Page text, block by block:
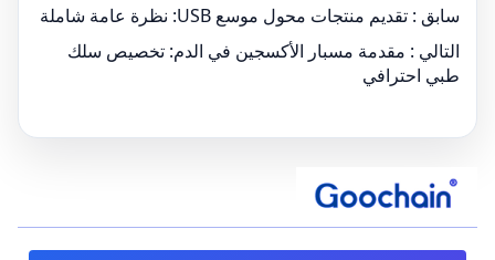
سابق : تقديم منتجات محول موسع USB: نظرة عامة شاملة
التالي : مقدمة مسبار الأكسجين في الدم: تخصيص سلك
طبي احترافي